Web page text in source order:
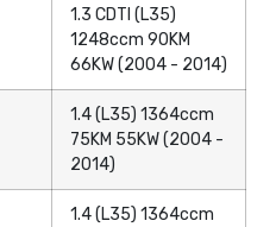
1.3 CDTI (L35)
1248ccm 90KM
66KW (2004 - 2014)
1.4 (L35) 1364ccm
75KM 55KW (2004 -
2014)
1.4 (L35) 1364ccm